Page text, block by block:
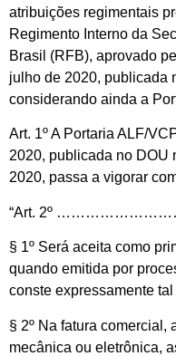
atribuições regimentais
Regimento Interno da
Brasil (RFB), aprovado
julho de 2020, publicada
considerando ainda a
Art. 1º A Portaria ALF/
2020, publicada no DOU
2020, passa a vigorar
“Art. 2º
§ 1º Será aceita como
quando emitida por
conste expressamente
§ 2º Na fatura comercial,
mecânica ou eletrônica,